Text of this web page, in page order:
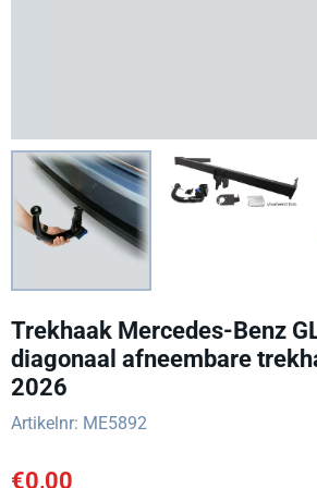
Trekhaak Mercedes-Benz
diagonaal afneembare
2026
Artikelnr: ME5892
€0,00